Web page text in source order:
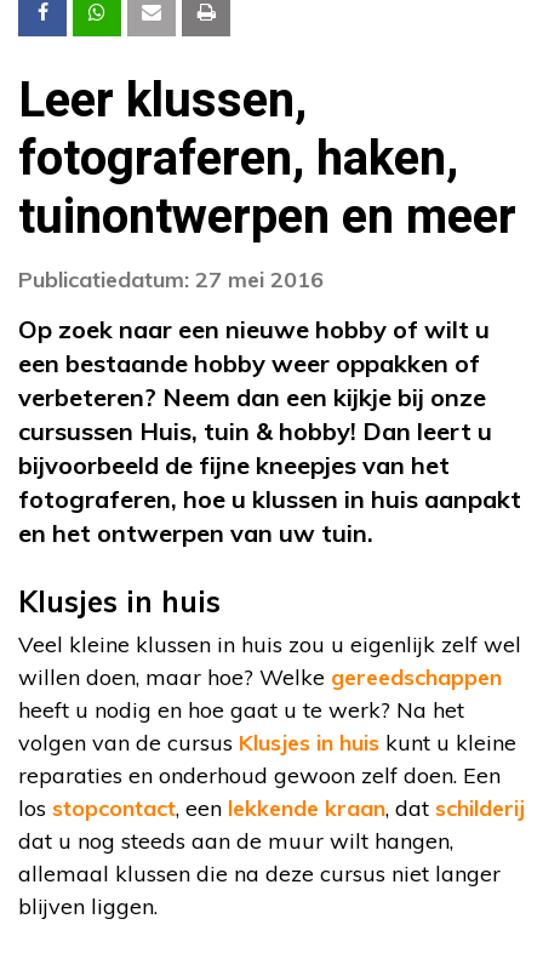
Leer klussen,
fotograferen, haken,
tuinontwerpen en meer
Publicatiedatum: 27 mei 2016
Op zoek naar een nieuwe hobby of wilt u
een bestaande hobby weer oppakken of
verbeteren? Neem dan een kijkje bij onze
cursussen Huis, tuin & hobby! Dan leert u
bijvoorbeeld de fijne kneepjes van het
fotograferen, hoe u klussen in huis aanpakt
en het ontwerpen van uw tuin.
Klusjes in huis
Veel kleine klussen in huis zou u eigenlijk zelf wel
willen doen, maar hoe? Welke gereedschappen
heeft u nodig en hoe gaat u te werk? Na het
volgen van de cursus Klusjes in huis kunt u kleine
reparaties en onderhoud gewoon zelf doen. Een
los stopcontact, een lekkende kraan, dat schilderij
dat u nog steeds aan de muur wilt hangen,
allemaal klussen die na deze cursus niet langer
blijven liggen.